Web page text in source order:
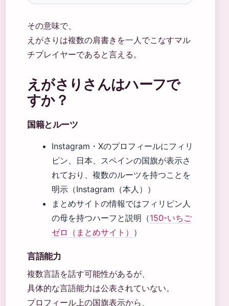
その意味で、
えがさりは複数の肩書きを一人でこなすマル
チプレイヤーであると言える。
えがさりさんはハーフで
すか？
国籍とルーツ
Instagram・Xのプロフィールにフィリ
ピン、日本、スペインの国旗が表示さ
れており、複数のルーツを持つことを
明示（Instagram（本人））
まとめサイトの情報ではフィリピン人
の母を持つハーフと説明（150-いちご
ゼロ（まとめサイト） ）
言語能力
複数言語を話す可能性があるが、
具体的な言語能力は公表されていない。
プロフィール上の国旗表示から、